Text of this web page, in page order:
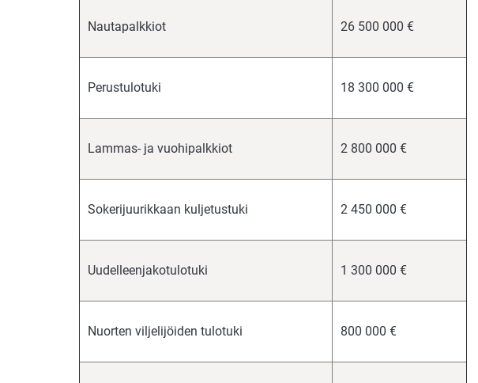
Nautapalkkiot 26 500 000 €
Perustulotuki 18 300 000 €
Lammas- ja vuohipalkkiot 2 800 000 €
Sokerijuurikkaan kuljetustuki 2 450 000 €
Uudelleenjakotulotuki 1 300 000 €
Nuorten viljelijöiden tulotuki 800 000 €